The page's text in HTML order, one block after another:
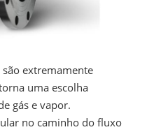
extremamente
uma escolha
gás e vapor.
no caminho do fluxo